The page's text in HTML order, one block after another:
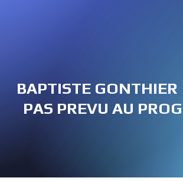
BAPTISTE GONTHIER
PAS PREVU AU